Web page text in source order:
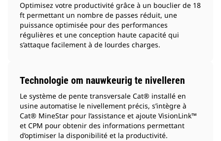
Optimisez votre productivité grâce à un bouclier de 18
ft permettant un nombre de passes réduit, une
puissance optimisée pour des performances
régulières et une conception haute capacité qui
s’attaque facilement à de lourdes charges.
Technologie om nauwkeurig te nivelleren
Le système de pente transversale Cat® installé en
usine automatise le nivellement précis, s’intègre à
Cat® MineStar pour l’assistance et ajoute VisionLink™
et CPM pour obtenir des informations permettant
d’optimiser la disponibilité et la productivité.